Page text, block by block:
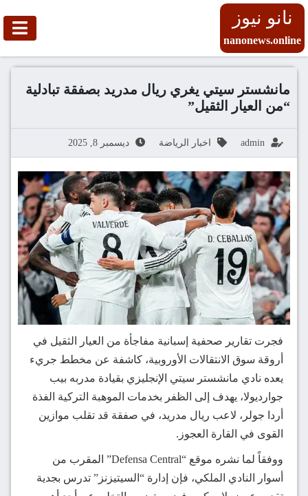
نانو نيوز
nanonews.online
مانشستر سيتي يغري ريال مدريد بصفقة تبادلية
“من العيار الثقيل”
admin اخبار الرياضة ديسمبر 8, 2025
فجرت تقارير صحفية إسبانية مفاجأة من العيار الثقيل في
أروقة سوق الانتقالات الأوروبية، كاشفة عن مخطط جريء
يعده نادي مانشستر سيتي الإنجليزي بقيادة مدربه بيب
جوارديولا، يهدف إلى الظفر بخدمات الموهبة التركية الفذة
أردا جولر، لاعب ريال مدريد، في صفقة قد تقلب موازين
القوى في القارة العجوز.
ووفقاً لما نشره موقع “Defensa Central” المقرب من
أسوار النادي الملكي، فإن إدارة “السيتيزنز” تدرس بجدية